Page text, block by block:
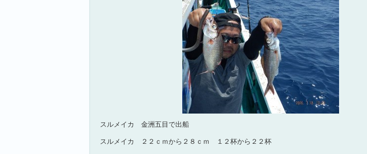
スルメイカ 金洲五目で出船
スルメイカ ２２ｃｍから２８ｃｍ １２杯から２２杯